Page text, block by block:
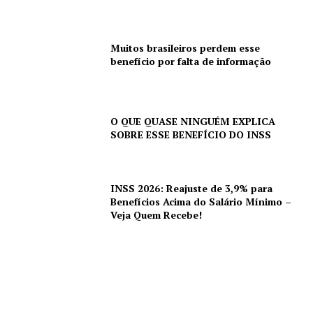
Muitos brasileiros perdem esse
benefício por falta de informação
O QUE QUASE NINGUÉM EXPLICA
SOBRE ESSE BENEFÍCIO DO INSS
INSS 2026: Reajuste de 3,9% para
Benefícios Acima do Salário Mínimo –
Veja Quem Recebe!